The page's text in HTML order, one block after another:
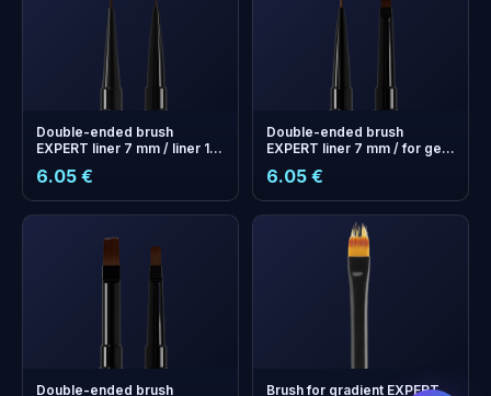
Double-ended brush
EXPERT liner 7 mm / liner 10
6.05 €
Double-ended brush
EXPERT liner 7 mm / for gel
6.05 €
Double-ended brush Brush for gradient EXPERT